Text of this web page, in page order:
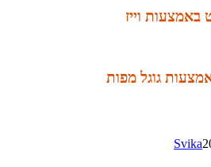
באמצעות וייז
גוגל מפות
Svika